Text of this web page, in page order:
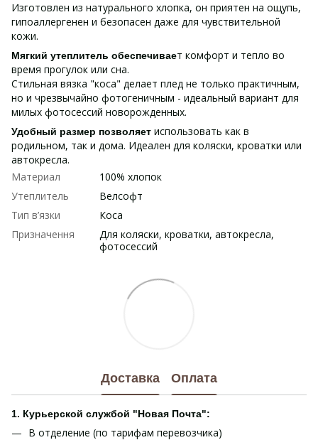
Изготовлен из натурального хлопка, он приятен на ощупь,
гипоаллергенен и безопасен даже для чувствительной
кожи.
Мягкий утеплитель обеспечивает комфорт и тепло во
время прогулок или сна.
Стильная вязка "коса" делает плед не только практичным,
но и чрезвычайно фотогеничным - идеальный вариант для
милых фотосессий новорожденных.
Удобный размер позволяет использовать как в
родильном, так и дома. Идеален для коляски, кроватки или
автокресла.
Материал
100% хлопок
Утеплитель
Велсофт
Тип в’язки
Коса
Призначення
Для коляски, кроватки, автокресла,
фотосессий
Доставка Оплата
1. Курьерской службой "Новая Почта":
В отделение (по тарифам перевозчика)